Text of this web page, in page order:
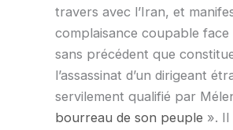
travers avec l’Iran, et
complaisance coupable face
sans précédent que
l’assassinat d’un dirigeant
servilement qualifié par
bourreau de son peuple ». Il